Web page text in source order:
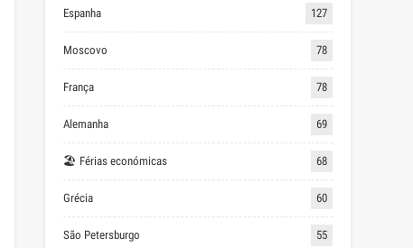
Espanha 127
Moscovo 78
França 78
Alemanha 69
🏖 Férias económicas 68
Grécia 60
São Petersburgo 55